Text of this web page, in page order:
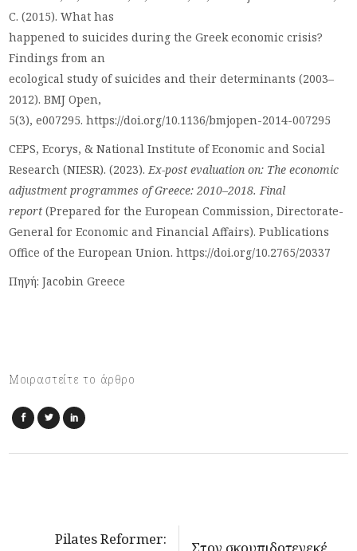
C. (2015). What has
happened to suicides during the Greek economic crisis?
Findings from an
ecological study of suicides and their determinants (2003–
2012). BMJ Open,
5(3), e007295. https://doi.org/10.1136/bmjopen-2014-007295
CEPS, Ecorys, & National Institute of Economic and Social
Research (NIESR). (2023).Ex-post evaluation on: The economic
adjustment programmes of Greece: 2010–2018. Final
report (Prepared for the European Commission, Directorate-
General for Economic and Financial Affairs). Publications
Office of the European Union. https://doi.org/10.2765/20337
Πηγή: Jacobin Greece
Μοιραστείτε το άρθρο
Pilates Reformer: